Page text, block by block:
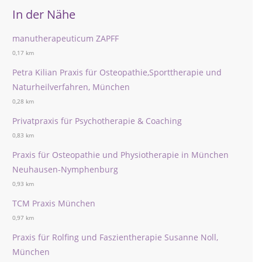
In der Nähe
manutherapeuticum ZAPFF
0,17 km
Petra Kilian Praxis für Osteopathie,Sporttherapie und
Naturheilverfahren, München
0,28 km
Privatpraxis für Psychotherapie & Coaching
0,83 km
Praxis für Osteopathie und Physiotherapie in München
Neuhausen-Nymphenburg
0,93 km
TCM Praxis München
0,97 km
Praxis für Rolfing und Faszientherapie Susanne Noll,
München